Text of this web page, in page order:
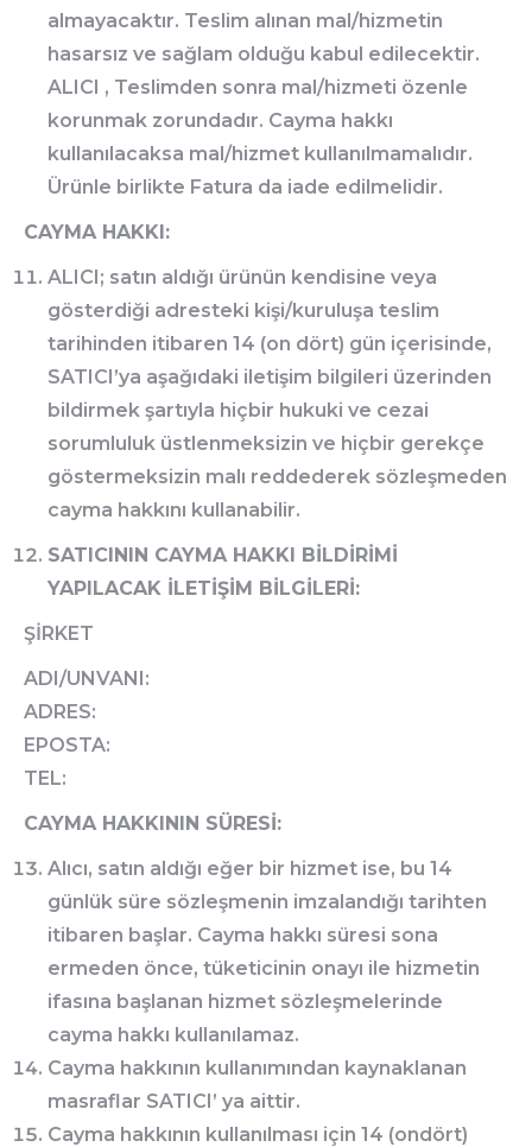
almayacaktır. Teslim alınan mal/hizmetin
hasarsız ve sağlam olduğu kabul edilecektir.
ALICI , Teslimden sonra mal/hizmeti özenle
korunmak zorundadır. Cayma hakkı
kullanılacaksa mal/hizmet kullanılmamalıdır.
Ürünle birlikte Fatura da iade edilmelidir.
CAYMA HAKKI:
ALICI; satın aldığı ürünün kendisine veya
gösterdiği adresteki kişi/kuruluşa teslim
tarihinden itibaren 14 (on dört) gün içerisinde,
SATICI’ya aşağıdaki iletişim bilgileri üzerinden
bildirmek şartıyla hiçbir hukuki ve cezai
sorumluluk üstlenmeksizin ve hiçbir gerekçe
göstermeksizin malı reddederek sözleşmeden
cayma hakkını kullanabilir.
SATICININ CAYMA HAKKI BİLDİRİMİ
YAPILACAK İLETİŞİM BİLGİLERİ:
ŞİRKET
ADI/UNVANI:
ADRES:
EPOSTA:
TEL:
CAYMA HAKKININ SÜRESİ:
Alıcı, satın aldığı eğer bir hizmet ise, bu 14
günlük süre sözleşmenin imzalandığı tarihten
itibaren başlar. Cayma hakkı süresi sona
ermeden önce, tüketicinin onayı ile hizmetin
ifasına başlanan hizmet sözleşmelerinde
cayma hakkı kullanılamaz.
Cayma hakkının kullanımından kaynaklanan
masraflar SATICI’ ya aittir.
Cayma hakkının kullanılması için 14 (ondört)